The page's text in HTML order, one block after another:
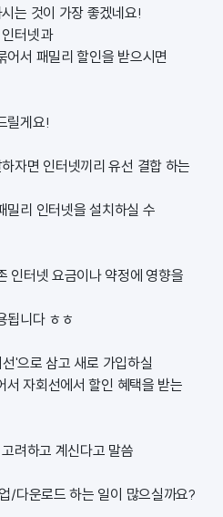
는 것이 가장 좋겠네요!
터넷과
어서 패밀리 할인을 받으시면
릴게요!
자면 인터넷끼리 유선 결합 하는
밀리 인터넷을 설치하실 수
인터넷 요금이나 약정에 영향을
됩니다 ㅎㅎ
'으로 삼고 새로 가입하실
자회선에서 할인 혜택을 받는
려하고 계신다고 말씀
/다운로드 하는 일이 많으실까요?